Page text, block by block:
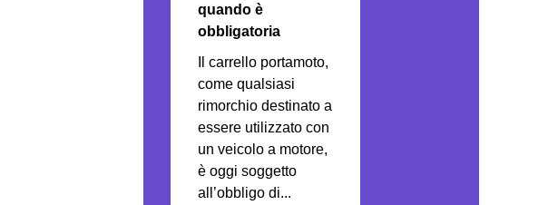
quando è
obbligatoria
Il carrello portamoto,
come qualsiasi
rimorchio destinato a
essere utilizzato con
un veicolo a motore,
è oggi soggetto
all’obbligo di...